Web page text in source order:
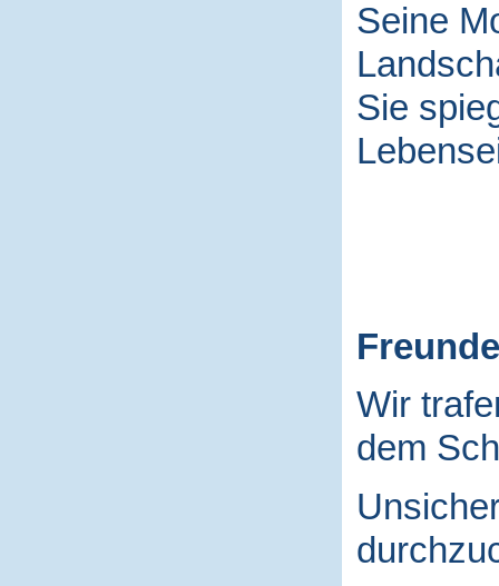
Seine
Sie
Freunde
Wir
dem